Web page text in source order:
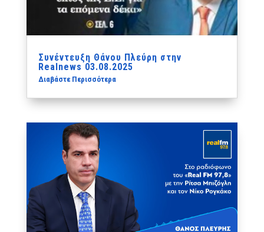
Συνέντευξη Θάνου Πλεύρη στην
Realnews 03.08.2025
Διαβάστε Περισσότερα